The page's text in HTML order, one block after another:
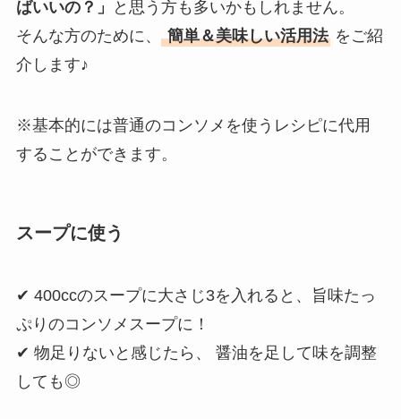
ばいいの？」
と思う方も多いかもしれません。
そんな方のために、
簡単＆美味しい活用法をご紹
介します♪
※基本的には普通のコンソメを使うレシピに代用
することができます。
スープに使う
✔ 400ccのスープに大さじ3を入れると、旨味たっ
ぷりのコンソメスープに！
✔ 物足りないと感じたら、 醤油を足して味を調整
しても◎